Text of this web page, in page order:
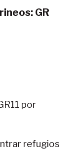
GR
por
refugios